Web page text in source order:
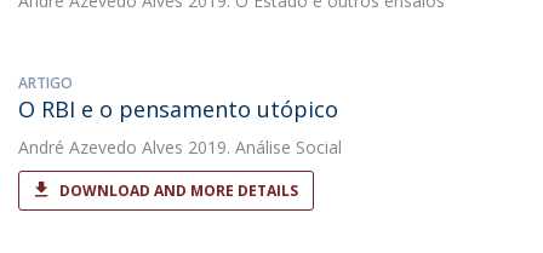
ARTIGO
O RBI e o pensamento utópico
André Azevedo Alves 2019. Análise Social
DOWNLOAD AND MORE DETAILS